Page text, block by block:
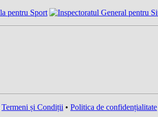
Termeni și Condiții • Politica de confidențialitate